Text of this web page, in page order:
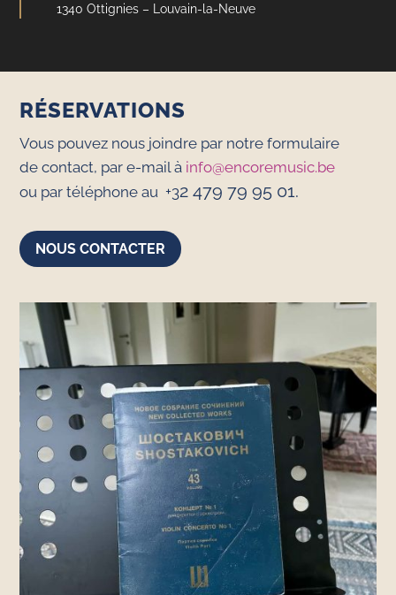
1340 Ottignies – Louvain-la-Neuve
RÉSERVATIONS
Vous pouvez nous joindre par notre formulaire
de contact, par e-mail à info@encoremusic.be
ou par téléphone au +32 479 79 95 01.
NOUS CONTACTER